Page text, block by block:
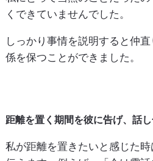
くできていませんでした。
しっかり事情を説明すると仲
係を保つことができました。
距離を置く期間を彼に告げ、話し
私が距離を置きたいと感じた